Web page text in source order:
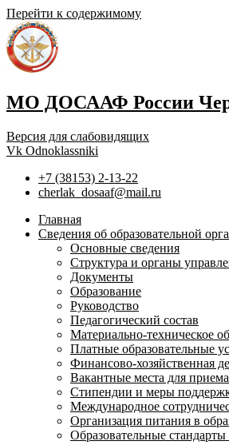
Перейти к содержимому
МО ДОСААФ России
Версия для слабовидящих
Vk Odnoklassniki
+7 (38153) 2-13-22
cherlak_dosaaf@mail.ru
Главная
Сведения об образовательной
Основные сведения
Структура и органы
Документы
Образование
Руководство
Педагогический состав
Материально-техническое
Платные образовательные
Финансово-хозяйственная
Вакантные места для
Стипендии и меры
Международное
Организация питания в
Образовательные